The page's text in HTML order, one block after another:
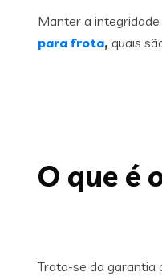
Manter a
para frota, quais
O que é
Trata-se da garantia